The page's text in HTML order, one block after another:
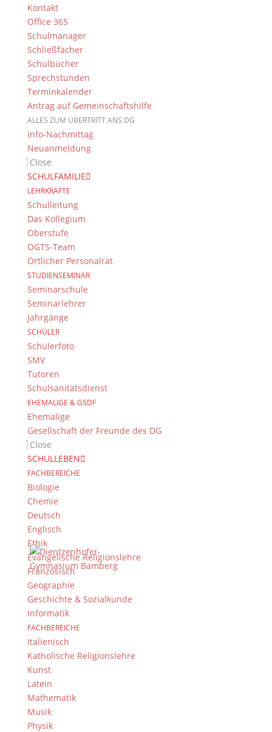
Kontakt
Office 365
Schulmanager
Schließfächer
Schulbücher
Sprechstunden
Terminkalender
Antrag auf Gemeinschaftshilfe
ALLES ZUM ÜBERTRITT ANS DG
Info-Nachmittag
Neuanmeldung
Close
SCHULFAMILIE
LEHRKRÄFTE
Schulleitung
Das Kollegium
Oberstufe
OGTS-Team
Örtlicher Personalrat
STUDIENSEMINAR
Seminarschule
Seminarlehrer
Jahrgänge
SCHÜLER
Schülerfoto
SMV
Tutoren
Schulsanitätsdienst
EHEMALIGE & GSDF
Ehemalige
Gesellschaft der Freunde des DG
Close
SCHULLEBEN
FACHBEREICHE
Biologie
Chemie
Deutsch
Englisch
Ethik
Evangelische Religionslehre
Französisch
Geographie
Geschichte & Sozialkunde
Informatik
FACHBEREICHE
Italienisch
Katholische Religionslehre
Kunst
Latein
Mathematik
Musik
Physik
Newsarchiv
Das DG
Dientzenhofer-Gymnasium Bamberg
Feldkirchenstr. 20-22
96052 Bamberg
Tel.: +49 (0) 951 93 23 90
Fax.: +49 (0) 951 93 23 92 0
E-Mail:
Kontakt & Ansprechpartner
Impressum & Datenschutz
Impressum
Datenschutzerklärung
Kontakt
© 2015-2022, Dientzenhofer-Gymnasium Bamberg
Immer Aktuell
Bleiben Sie immer auf dem neusten Stand und
folgen Sie uns auf Twitter
Folgen Sie demDG RSS Feed.
Kontakt Webteam
Kontaktieren Sie das Webteam
© 2015-2017 Dientzenhofer-Gymnasium Bamberg -
Von Hand erstellt. Mit viel